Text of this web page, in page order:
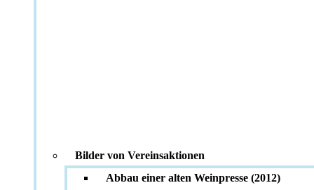
Bilder von Vereinsaktionen
Abbau einer alten Weinpresse (2012)